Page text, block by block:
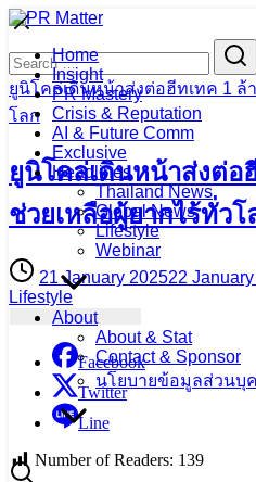
Skip
contentHome
Insight
PR Mastery
Crisis & Reputation
AI & Future Comm
Exclusive
Headlines
Thailand News
Global News
Lifestyle
Webinar
About
About & Stat
Contact & Sponsor
นโยบายข้อมูลส่วนบุ
Search
for:
ยูนิโคล่เดินหน้าส่งต่อฮีทเทค 1 ล้
โลก
ยูนิโคล่เดินหน้าส่งต่อ
ช่วยเหลือผู้ยากไร้ทั่วโ
21 January 202522
Lifestyle
Facebook
Twitter
Line
Number of Readers: 139